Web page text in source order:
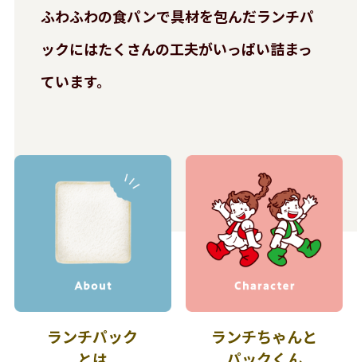
ふわふわの食パンで具材を包んだランチパ
ックにはたくさんの工夫がいっぱい詰まっ
ています。
ランチパック
ランチちゃんと